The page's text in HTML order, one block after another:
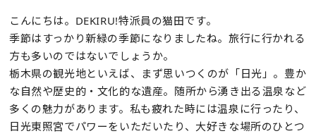
こんにちは。DEKIRU!特派員の猫田です。
季節はすっかり新緑の季節になりましたね。旅行に行かれる
方も多いのではないでしょうか。
栃木県の観光地といえば、まず思いつくのが「日光」。豊か
な自然や歴史的・文化的な遺産。随所から湧き出る温泉など
多くの魅力があります。私も疲れた時には温泉に行ったり、
日光東照宮でパワーをいただいたり、大好きな場所のひとつ